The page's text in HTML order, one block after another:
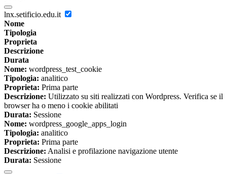
lnx.setificio.edu.it
Nome
Tipologia
Proprieta
Descrizione
Durata
Nome: wordpress_test_cookie
Tipologia: analitico
Proprieta: Prima parte
Descrizione: Utilizzato su siti realizzati con Wordpress. Verifica se il
browser ha o meno i cookie abilitati
Durata: Sessione
Nome: wordpress_google_apps_login
Tipologia: analitico
Proprieta: Prima parte
Descrizione: Analisi e profilazione navigazione utente
Durata: Sessione